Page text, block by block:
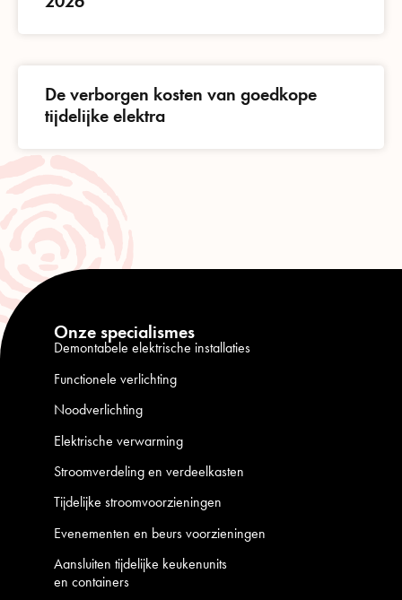
De verborgen kosten van goedkope
tijdelijke elektra
Onze specialismes
Demontabele elektrische installaties
Functionele verlichting
Noodverlichting
Elektrische verwarming
Stroomverdeling en verdeelkasten
Tijdelijke stroomvoorzieningen
Evenementen en beurs voorzieningen
Aansluiten tijdelijke keukenunits
en containers